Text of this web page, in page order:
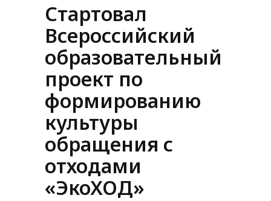
Стартовал
Всероссийский
образовательный
проект по
формированию
культуры
обращения с
отходами
«ЭкоХОД»